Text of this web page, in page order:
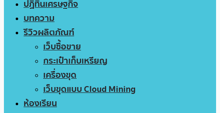
ปฏิทินเศรษฐกิจ
บทความ
รีวิวผลิตภัณฑ์
เว็บซื้อขาย
กระเป๋าเก็บเหรียญ
เครื่องขุด
เว็บขุดแบบ Cloud Mining
ห้องเรียน